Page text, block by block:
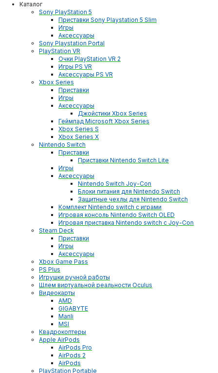
Каталог
Sony PlayStation 5
Приставки Sony Playstation 5 Slim
Игры
Аксессуары
Sony Playstation Portal
PlayStation VR
Очки PlayStation VR 2
Игры PS VR
Аксессуары PS VR
Xbox Series
Приставки
Игры
Аксессуары
Джойстики Xbox Series
Геймпад Microsoft Xbox Series
Xbox Series S
Xbox Series X
Nintendo Switch
Приставки
Приставки Nintendo Switch Lite
Игры
Аксессуары
Nintendo Switch Joy-Con
Блоки питания для Nintendo Switch
Защитные чехлы для Nintendo Switch
Комплект Nintendo switch с играми
Игровая консоль Nintendo Switch OLED
Игровая приставка Nintendo switch с Joy-Con
Steam Deck
Приставки
Игры
Аксессуары
Xbox Game Pass
PS Plus
Игрушки ручной работы
Шлем виртуальной реальности Oculus
Видеокарты
AMD
GIGABYTE
Manli
MSI
Квадрокоптеры
Apple AirPods
AirPods Pro
AirPods 2
AirPods
PlayStation Portable